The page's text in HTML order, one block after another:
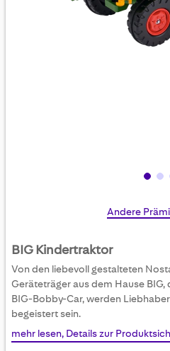
of
Andere
BIG Kindertraktor
Von den liebevoll gestalteten
Geräteträger aus dem Hause
BIG-Bobby-Car, werden
begeistert sein.
mehr lesen, Details zur